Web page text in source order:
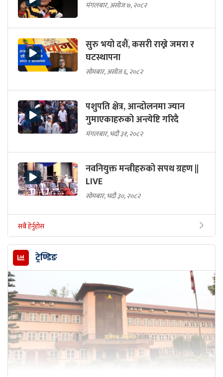
मंगलबार, असोज ७, २०८२
सुरु भयो दशैं, कसरी राख्ने जमरा र
घटस्थापना
सोमबार, असोज ६, २०८२
पशुपति क्षेत्र, आन्दोलनमा ज्यान
गुमाएकाहरुको अन्त्येष्टि गरिदै
मंगलबार, भदौ ३१, २०८२
नवनियुक्त मन्त्रीहरुको सपथ ग्रहण ||
LIVE
सोमबार, भदौ ३०, २०८२
सबै हेर्नुहोस
ट्रेण्डिङ